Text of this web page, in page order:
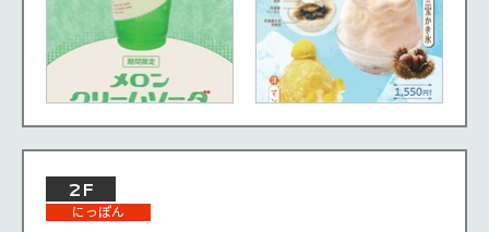
2F
にっぽん